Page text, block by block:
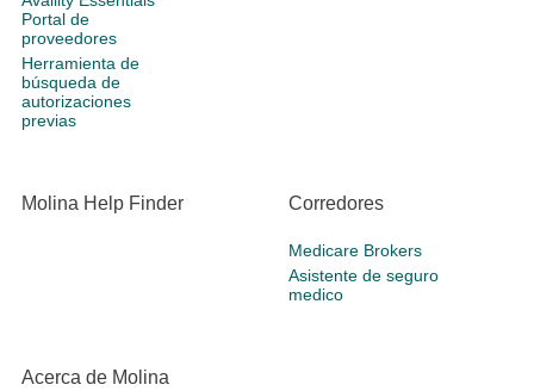
Portal de
proveedores
Herramienta de
búsqueda de
autorizaciones
previas
Molina Help Finder Corredores
Medicare Brokers
Asistente de seguro
medico
Acerca de Molina